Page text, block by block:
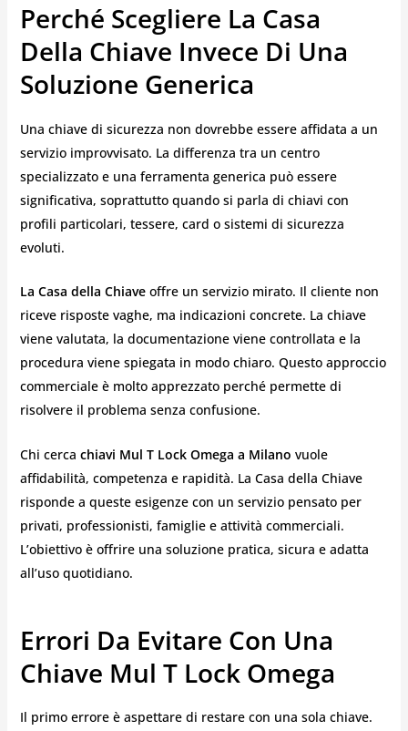
Perché Scegliere La Casa
Della Chiave Invece Di Una
Soluzione Generica
Una chiave di sicurezza non dovrebbe essere affidata a un
servizio improvvisato. La differenza tra un centro
specializzato e una ferramenta generica può essere
significativa, soprattutto quando si parla di chiavi con
profili particolari, tessere, card o sistemi di sicurezza
evoluti.
La Casa della Chiaveoffre un servizio mirato. Il cliente non
riceve risposte vaghe, ma indicazioni concrete. La chiave
viene valutata, la documentazione viene controllata e la
procedura viene spiegata in modo chiaro. Questo approccio
commerciale è molto apprezzato perché permette di
risolvere il problema senza confusione.
Chi cerca chiavi Mul T Lock Omega a Milano vuole
affidabilità, competenza e rapidità. La Casa della Chiave
risponde a queste esigenze con un servizio pensato per
privati, professionisti, famiglie e attività commerciali.
L’obiettivo è offrire una soluzione pratica, sicura e adatta
all’uso quotidiano.
Errori Da Evitare Con Una
Chiave Mul T Lock Omega
Il primo errore è aspettare di restare con una sola chiave.